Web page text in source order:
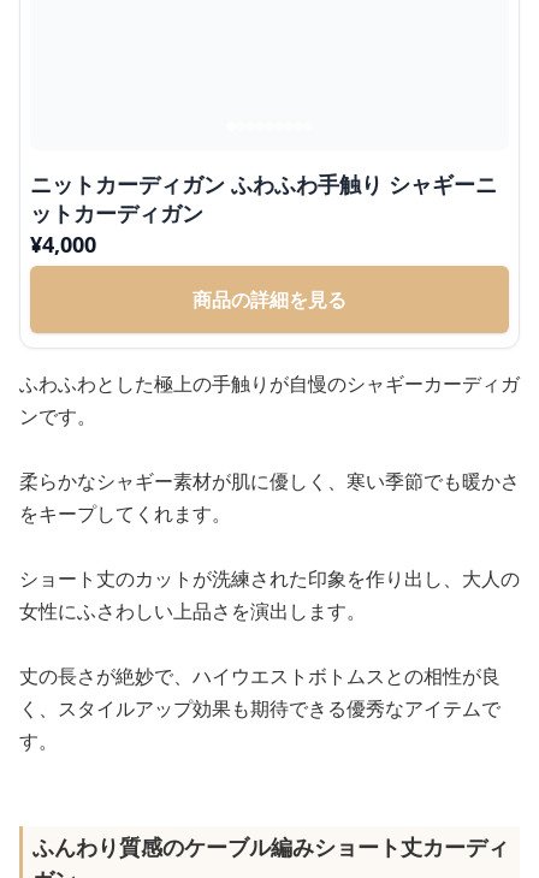
ニットカーディガン ふわふわ手触り シャギーニ
ットカーディガン
¥4,000
商品の詳細を見る
ふわふわとした極上の手触りが自慢のシャギーカーディガ
ンです。
柔らかなシャギー素材が肌に優しく、寒い季節でも暖かさ
をキープしてくれます。
ショート丈のカットが洗練された印象を作り出し、大人の
女性にふさわしい上品さを演出します。
丈の長さが絶妙で、ハイウエストボトムスとの相性が良
く、スタイルアップ効果も期待できる優秀なアイテムで
す。
ふんわり質感のケーブル編みショート丈カーディ